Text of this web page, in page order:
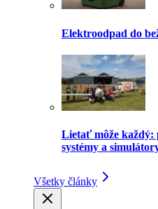
Elektroodpad do
Lietať môže
systémy a
Všetky články